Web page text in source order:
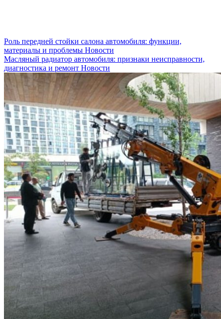
Роль передней стойки салона автомобиля: функции,
материалы и проблемы Новости
Масляный радиатор автомобиля: признаки неисправности,
диагностика и ремонт Новости